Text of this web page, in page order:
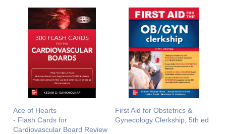
Ace of Hearts
- Flash Cards for
Cardiovascular Board Review
First Aid for Obstetrics &
Gynecology Clerkship, 5th ed